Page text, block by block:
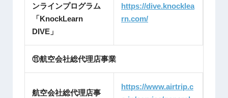
ンラインプログラム
「KnockLearn
DIVE」
https://dive.knocklea
rn.com/
⑪航空会社総代理店事業
航空会社総代理店事
https://www.airtrip.c